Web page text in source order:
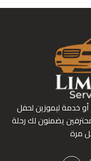
خدمة ليموزين لحفل
يضمنون لك رحلة
مرة